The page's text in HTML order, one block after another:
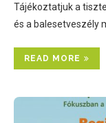
Tájékoztatjuk a
és a balesetveszély
READ MORE